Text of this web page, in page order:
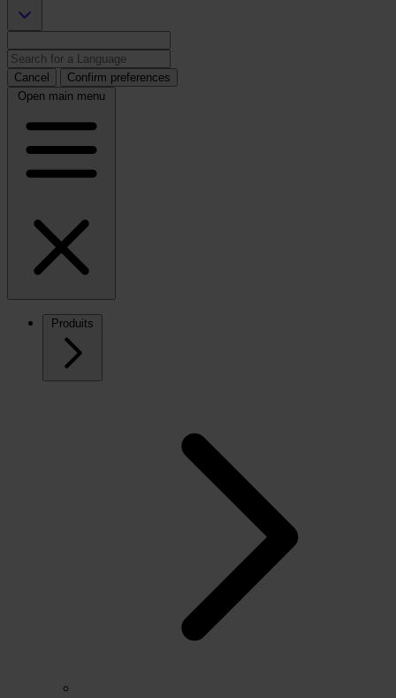
Cancel
Confirm preferences
Open main menu
Produits